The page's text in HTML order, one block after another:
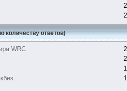
количеству ответов)
WRC